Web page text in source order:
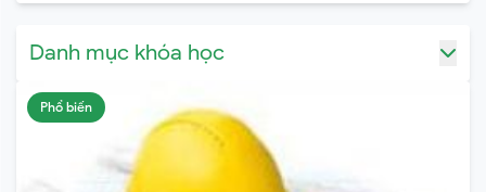
Danh mục khóa học
Phổ biến